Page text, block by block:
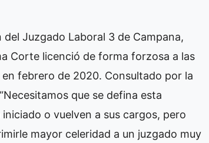
Juzgado Laboral 3 de Campana,
Corte licenció de forma forzosa a las
febrero de 2020. Consultado por la
que se defina esta
o vuelven a sus cargos, pero
mayor celeridad a un juzgado muy